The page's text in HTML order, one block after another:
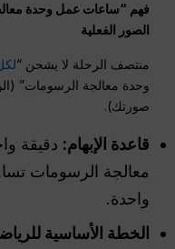
فهم “ساعات عمل وحدة
الصور الفعلية
منتصف الرحلة لا يشحن “
وحدة معالجة الرسومات”
صورتك).
قاعدة الإبهام: دقيقة
معالجة الرسومات
واحدة.
الخطة الأساسية